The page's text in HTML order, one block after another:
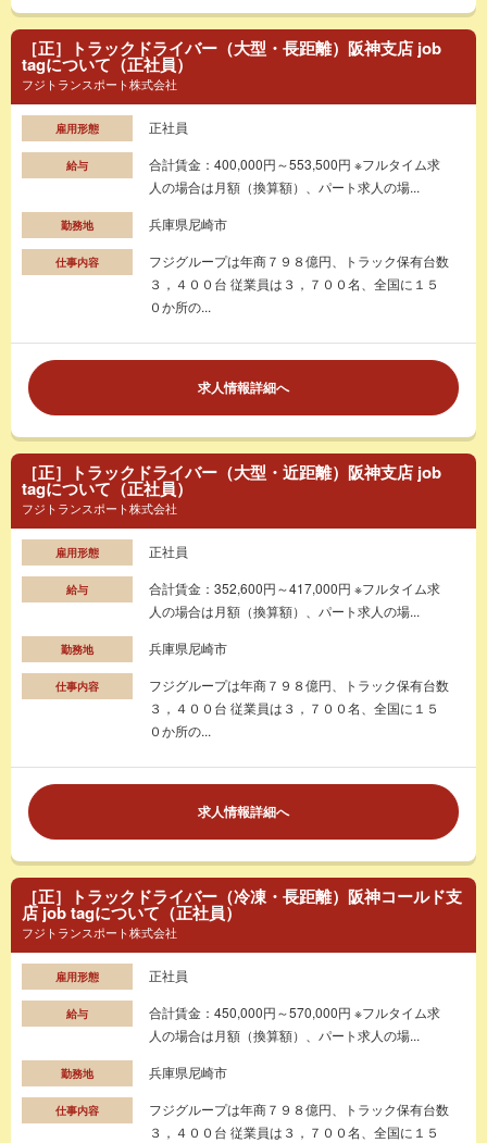
［正］トラックドライバー（大型・長距離）阪神支店 job
tagについて（正社員）
フジトランスポート株式会社
雇用形態 正社員
給与
合計賃金：400,000円～553,500円 ※フルタイム求
人の場合は月額（換算額）、パート求人の場...
勤務地 兵庫県尼崎市
仕事内容
フジグループは年商７９８億円、トラック保有台数
３，４００台 従業員は３，７００名、全国に１５
０か所の...
求人情報詳細へ
［正］トラックドライバー（大型・近距離）阪神支店 job
tagについて（正社員）
フジトランスポート株式会社
雇用形態 正社員
給与
合計賃金：352,600円～417,000円 ※フルタイム求
人の場合は月額（換算額）、パート求人の場...
勤務地 兵庫県尼崎市
仕事内容
フジグループは年商７９８億円、トラック保有台数
３，４００台 従業員は３，７００名、全国に１５
０か所の...
求人情報詳細へ
［正］トラックドライバー（冷凍・長距離）阪神コールド支
店 job tagについて（正社員）
フジトランスポート株式会社
雇用形態 正社員
給与
合計賃金：450,000円～570,000円 ※フルタイム求
人の場合は月額（換算額）、パート求人の場...
勤務地 兵庫県尼崎市
仕事内容
フジグループは年商７９８億円、トラック保有台数
３，４００台 従業員は３，７００名、全国に１５